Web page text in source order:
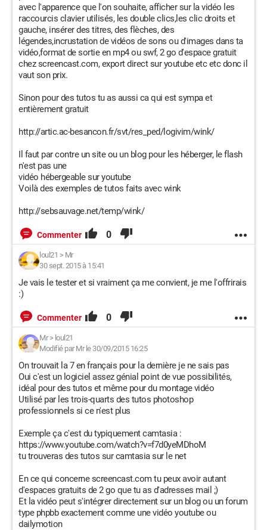
avec l'apparence que l'on souhaite, afficher sur la vidéo les
raccourcis clavier utilisés, les double clics,les clic droits et
gauche, insérer des titres, des flèches, des
légendes,incrustation de vidéos de sons ou d'images dans ta
vidéo,format de sortie en mp4 ou swf, 2 go d'espace gratuit
chez screencast.com, export direct sur youtube etc etc donc il
vaut son prix.
Sinon pour des tutos tu as aussi ca qui est sympa et
entièrement gratuit
http://artic.ac-besancon.fr/svt/res_ped/logivim/wink/
Il faut par contre un site ou un blog pour les héberger, le flash
n'est pas une
vidéo hébergeable sur youtube
Voilà des exemples de tutos faits avec wink
http://sebsauvage.net/temp/wink/
Commenter 0
loul21 > Mr
30 sept. 2015 à 15:41
Je vais le tester et si vraiment ça me convient, je me l'offrirais
:)
Commenter 0
Mr> loul21
Modifié par Mr le 30/09/2015 16:25
On trouvait la 7 en français pour la dernière je ne sais pas
Oui c'est un logiciel assez génial point de vue possibilités,
idéal pour des tutos et même pour du montage vidéo
Utilisé par les trois-quarts des tutos photoshop
professionnels si ce n'est plus
Exemple ça c'est du typiquement camtasia :
https://www.youtube.com/watch?v=f7d0yeMDhoM
tu trouveras des tutos sur camtasia sur le net
En ce qui concerne screencast.com tu peux avoir autant
d'espaces gratuits de 2 go que tu as d'adresses mail ;)
Et la vidéo peut s'intégrer directement sur un blog ou un forum
type phpbb exactement comme une vidéo youtube ou
dailymotion